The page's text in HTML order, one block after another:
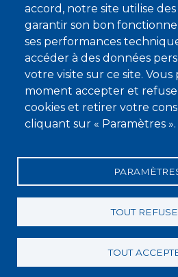
accord, notre site utilise
garantir son bon
ses performances
accéder à des données
votre visite sur ce site.
moment accepter et
cookies et retirer votre
cliquant sur « Paramètres ».
TOUT
TOUT
À propos
Qui sommes-nous ?
Devenir membre
Mentions légales
Conditions